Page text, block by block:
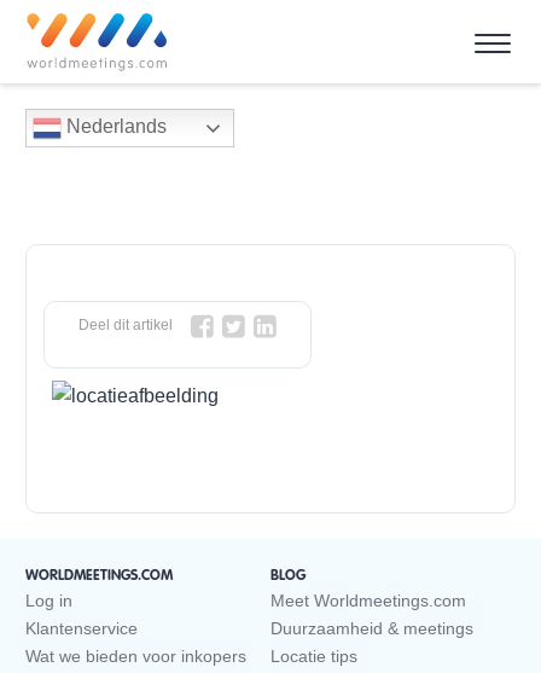
Nederlands
Deel dit artikel
WORLDMEETINGS.COM
Log in
Klantenservice
Wat we bieden voor inkopers
BLOG
Meet Worldmeetings.com
Duurzaamheid & meetings
Locatie tips